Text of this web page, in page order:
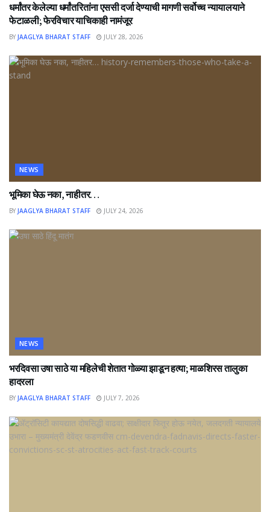
धर्मांतर केलेल्या धर्मांतरितांना एससी दर्जा देण्याची मागणी सर्वोच्च न्यायालयाने
फेटाळली; फेरविचार याचिकाही नामंजूर
BY JAAGLYA BHARAT STAFF JULY 28, 2026
NEWS
भूमिका घेऊ नका, नाहीतर…
BY JAAGLYA BHARAT STAFF JULY 24, 2026
NEWS
भरदिवसा उषा साठे या महिलेची शेतात गोळ्या झाडून हत्या; माळशिरस तालुका
हादरला
BY JAAGLYA BHARAT STAFF JULY 7, 2026